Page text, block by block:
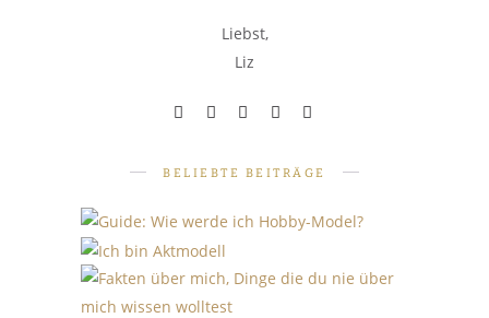
Liebst,
Liz
BELIEBTE BEITRÄGE
SHOOTINGS
PERSÖNLICHES
Fakten über mich: 10 Dinge, die